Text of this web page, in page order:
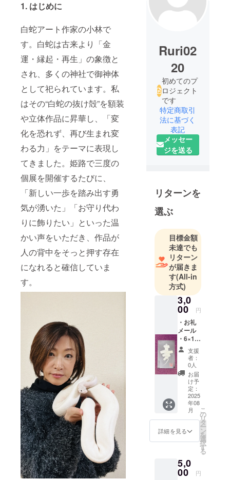
1. はじめに
白蛇アート作家の小林で
す。白蛇は古来より「金
運・縁起・再生」の象徴と
され、多くの神社で御神体
として祀られています。私
はその“白蛇の抜け殻”を額装
や立体作品に昇華し、「変
化を恐れず、再び生まれ変
わる力」をテーマに表現し
てきました。姫路で三度の
個展を開催するたびに、
「新しい一歩を踏み出す勇
気が湧いた」「お守り代わ
りに飾りたい」といった温
かい声をいただき、作品が
人の背中をそっと押す存在
になれると確信していま
す。
Ruri02
20
初めてのプ
ロジェクト
です
特定商取引
法に基づく
表記
メッセー
ジを送る
リターンを
選ぶ
目標金額
未達でも
リターン
が届きま
す(All-in
方式)
3,0
00 円
・お礼
メール
・6×10
センチ
の白蛇
の写真
ステッ
カー
支援
者：
0人
お届
け予
定：
2025
年08
月
詳細を見る
こ
の
リ
タ
ー
ン
を
選
択
す
る
5,0
00 円